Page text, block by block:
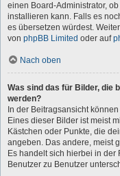
einen Board-Administrator,
installieren kann. Falls es
es übersetzen würdest.
von phpBB Limited oder auf
Nach oben
Was sind das für Bilder, die
werden?
In der Beitragsansicht
Eines dieser Bilder ist meist
Kästchen oder Punkte, die
angeben. Das andere, meist
Es handelt sich hierbei in
Benutzer zu Benutzer